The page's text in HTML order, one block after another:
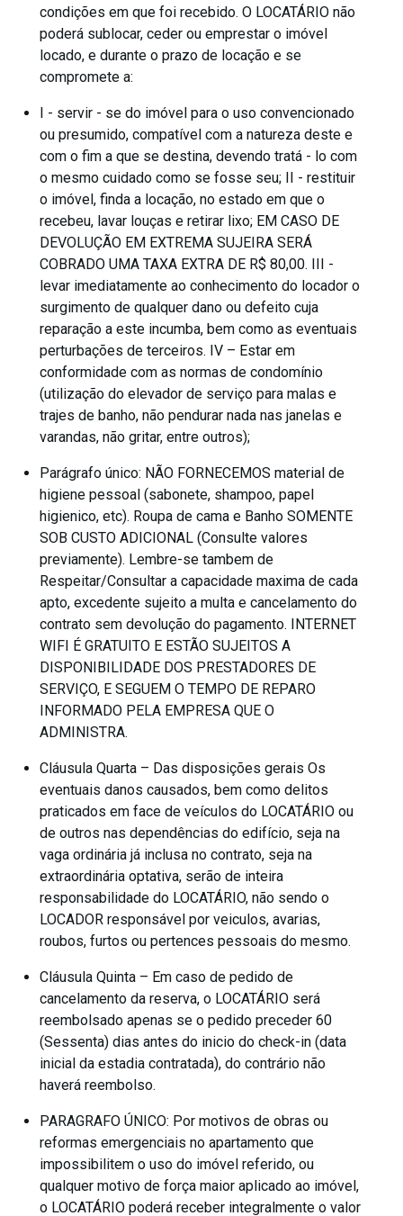
condições em que foi recebido. O LOCATÁRIO não
poderá sublocar, ceder ou emprestar o imóvel
locado, e durante o prazo de locação e se
compromete a:
I - servir - se do imóvel para o uso convencionado
ou presumido, compatível com a natureza deste e
com o fim a que se destina, devendo tratá - lo com
o mesmo cuidado como se fosse seu; II - restituir
o imóvel, finda a locação, no estado em que o
recebeu, lavar louças e retirar lixo; EM CASO DE
DEVOLUÇÃO EM EXTREMA SUJEIRA SERÁ
COBRADO UMA TAXA EXTRA DE R$ 80,00. III -
levar imediatamente ao conhecimento do locador o
surgimento de qualquer dano ou defeito cuja
reparação a este incumba, bem como as eventuais
perturbações de terceiros. IV – Estar em
conformidade com as normas de condomínio
(utilização do elevador de serviço para malas e
trajes de banho, não pendurar nada nas janelas e
varandas, não gritar, entre outros);
Parágrafo único: NÃO FORNECEMOS material de
higiene pessoal (sabonete, shampoo, papel
higienico, etc). Roupa de cama e Banho SOMENTE
SOB CUSTO ADICIONAL (Consulte valores
previamente). Lembre-se tambem de
Respeitar/Consultar a capacidade maxima de cada
apto, excedente sujeito a multa e cancelamento do
contrato sem devolução do pagamento. INTERNET
WIFI É GRATUITO E ESTÃO SUJEITOS A
DISPONIBILIDADE DOS PRESTADORES DE
SERVIÇO, E SEGUEM O TEMPO DE REPARO
INFORMADO PELA EMPRESA QUE O
ADMINISTRA.
Cláusula Quarta – Das disposições gerais Os
eventuais danos causados, bem como delitos
praticados em face de veículos do LOCATÁRIO ou
de outros nas dependências do edifício, seja na
vaga ordinária já inclusa no contrato, seja na
extraordinária optativa, serão de inteira
responsabilidade do LOCATÁRIO, não sendo o
LOCADOR responsável por veiculos, avarias,
roubos, furtos ou pertences pessoais do mesmo.
Cláusula Quinta – Em caso de pedido de
cancelamento da reserva, o LOCATÁRIO será
reembolsado apenas se o pedido preceder 60
(Sessenta) dias antes do inicio do check-in (data
inicial da estadia contratada), do contrário não
haverá reembolso.
PARAGRAFO ÚNICO: Por motivos de obras ou
reformas emergenciais no apartamento que
impossibilitem o uso do imóvel referido, ou
qualquer motivo de força maior aplicado ao imóvel,
o LOCATÁRIO poderá receber integralmente o valor